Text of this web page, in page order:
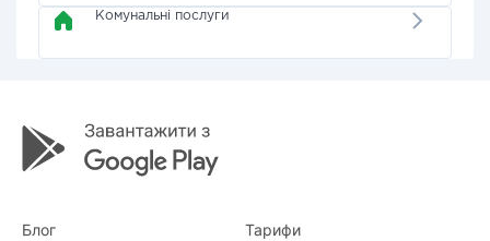
Комунальні послуги
Блог Тарифи